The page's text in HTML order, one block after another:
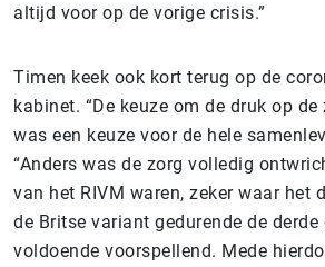
altijd voor op de vorige crisis.”
Timen keek ook kort terug op de
kabinet. “De keuze om de druk op
was een keuze voor de hele
“Anders was de zorg volledig
van het RIVM waren, zeker waar het
de Britse variant gedurende de
voldoende voorspellend. Mede